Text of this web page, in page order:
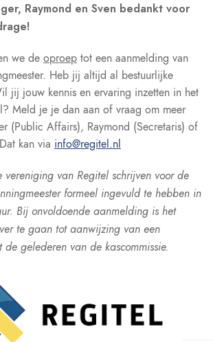
Raymond en Sven bedankt voor
we de oproep tot een aanmelding van
Heb jij altijd al bestuurlijke
jij jouw kennis en ervaring inzetten in het
Meld je je dan aan of vraag om meer
(Public Affairs), Raymond (Secretaris) of
kan via info@regitel.nl
vereniging van Regitel schrijven voor de
formeel ingevuld te hebben in
Bij onvoldoende aanmelding is het
te gaan tot aanwijzing van een
de gelederen van de kascommissie.